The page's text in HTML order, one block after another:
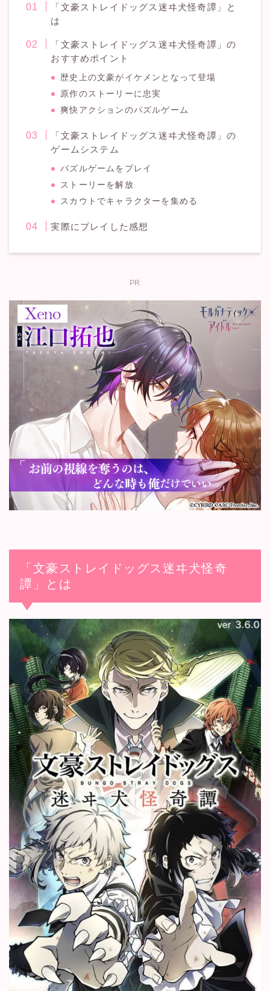
「文豪ストレイドッグス迷ヰ犬怪奇譚」と
は
「文豪ストレイドッグス迷ヰ犬怪奇譚」の
おすすめポイント
歴史上の文豪がイケメンとなって登場
原作のストーリーに忠実
爽快アクションのパズルゲーム
「文豪ストレイドッグス迷ヰ犬怪奇譚」の
ゲームシステム
パズルゲームをプレイ
ストーリーを解放
スカウトでキャラクターを集める
実際にプレイした感想
PR
「文豪ストレイドッグス迷ヰ犬怪奇
譚」とは